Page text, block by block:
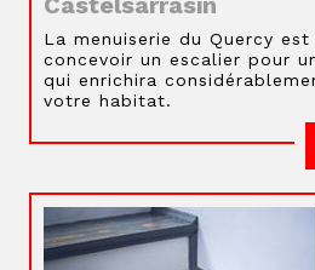
La menuiserie du Quercy est
concevoir un escalier pour
qui enrichira
votre habitat.